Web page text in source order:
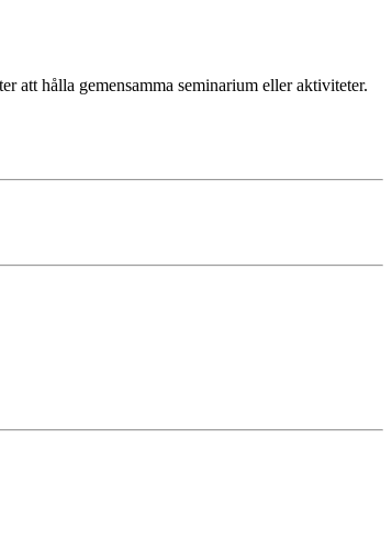
att hålla gemensamma seminarium eller aktiviteter.